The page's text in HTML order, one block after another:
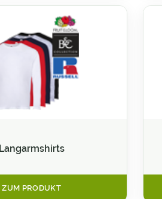
Langarmshirts
ZUM PRODUKT